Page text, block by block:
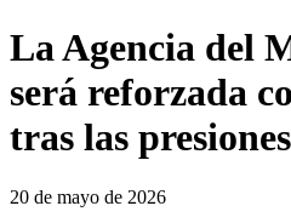
La Agencia del
será reforzada
tras las
20 de mayo de 2026